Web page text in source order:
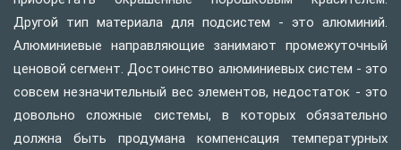
Другой тип материала для подсистем - это алюминий.
Алюминиевые направляющие занимают промежуточный
ценовой сегмент. Достоинство алюминиевых систем - это
совсем незначительный вес элементов, недостаток - это
довольно сложные системы, в которых обязательно
должна быть продумана компенсация температурных